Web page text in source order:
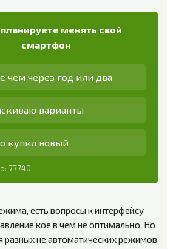
менять свой
смартфон
чем через год или два
варианты
купил новый
77740
есть вопросы к интерфейсу
кое в чем не оптимально. Но
разных не автоматических режимов